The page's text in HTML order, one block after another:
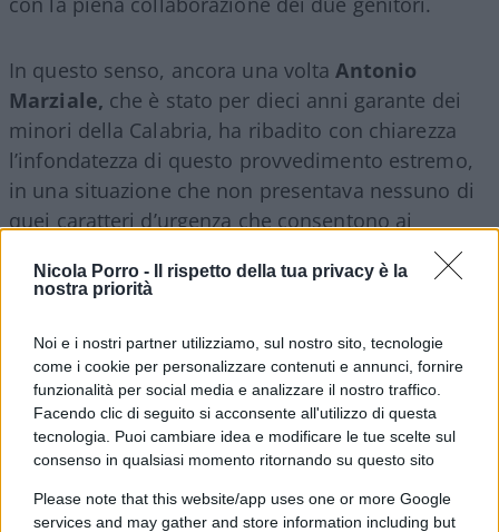
Nicola Porro -
Il rispetto della tua privacy è la
nostra priorità
Noi e i nostri partner utilizziamo, sul nostro sito, tecnologie
come i cookie per personalizzare contenuti e annunci, fornire
funzionalità per social media e analizzare il nostro traffico.
Facendo clic di seguito si acconsente all'utilizzo di questa
tecnologia. Puoi cambiare idea e modificare le tue scelte sul
consenso in qualsiasi momento ritornando su questo sito
Please note that this website/app uses one or more Google
services and may gather and store information including but
In questo senso, ancora una voltaAntonio
Marziale, che è stato per dieci anni garante dei
minori della Calabria, ha ribadito con chiarezza
l’infondatezza di questo provvedimento estremo,
in una situazione che non presentava nessuno di
quei caratteri d’urgenza che consentono ai
rapidissimi. D’altronde, mi domando se non sia
necessario carattere d’urgenza, essere intervenuti
dopo quasi un anno e mezzo dalla prima
segnalazione effettuata a seguito della citata
intossicazione da funghi. Se infatti erano stati
rilevati tutta una serie di gravi vulnus nella
condizione degli stessi bambini, questo drastico
intervento a scoppio molto ritardato non trova